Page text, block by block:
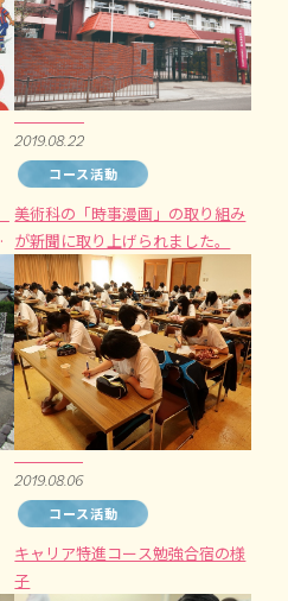
2019.08.22
コース活動
美術科の「時事漫画」の取り組み
が新聞に取り上げられました。
2019.08.06
コース活動
キャリア特進コース勉強合宿の様
子